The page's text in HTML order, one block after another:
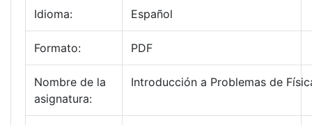
Idioma: Español
Formato: PDF
Nombre de la
asignatura:
Introducción a Problemas de